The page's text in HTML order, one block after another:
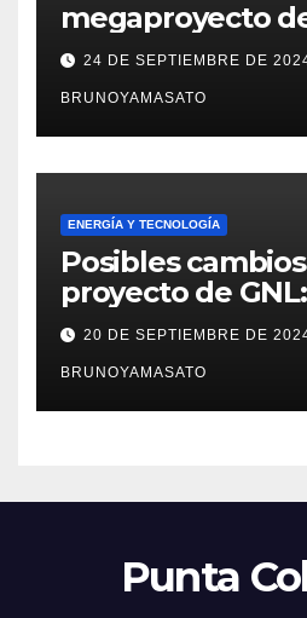
megaproyecto
Negro y crea
para llevarlo
24 DE SEPTIEMBRE DE
BRUNOYAMASATO
ENERGÍA Y TECNOLOGÍA
Posibles
proyecto de
podría salir, pero
seguiría firme
20 DE SEPTIEMBRE DE
BRUNOYAMASATO
Punta